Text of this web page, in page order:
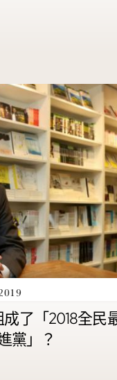
成了「2018全民
黨」？